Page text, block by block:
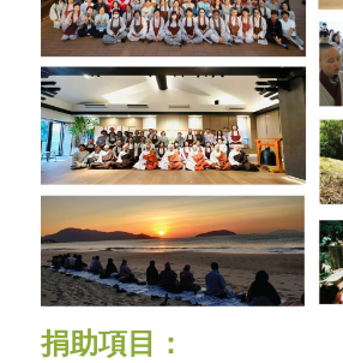
捐助項目：